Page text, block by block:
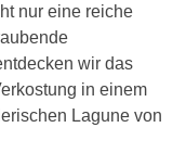
nur eine reiche
wir das
in einem
Lagune von